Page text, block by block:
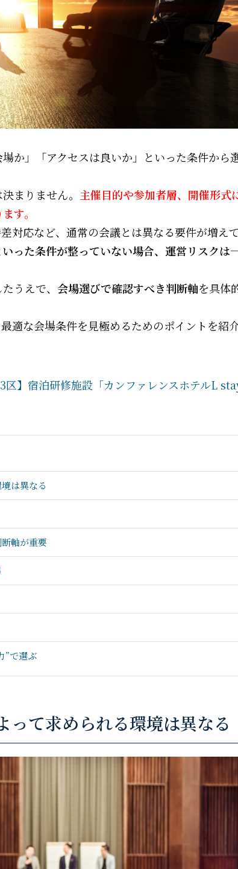
か」「アクセスは良いか」といった条件から
まりません。 主催目的や参加者層、開催形式
す。
対応など、通常の会議とは異なる要件が増え
った条件が整っていない場合、運営リスクは
うえで、 会場選びで確認すべき判断軸を具体
適な会場条件を見極めるためのポイントを紹
】宿泊研修施設「カンファレンスホテルL
は異なる
軸が重要
”で選ぶ
って求められる環境は異なる